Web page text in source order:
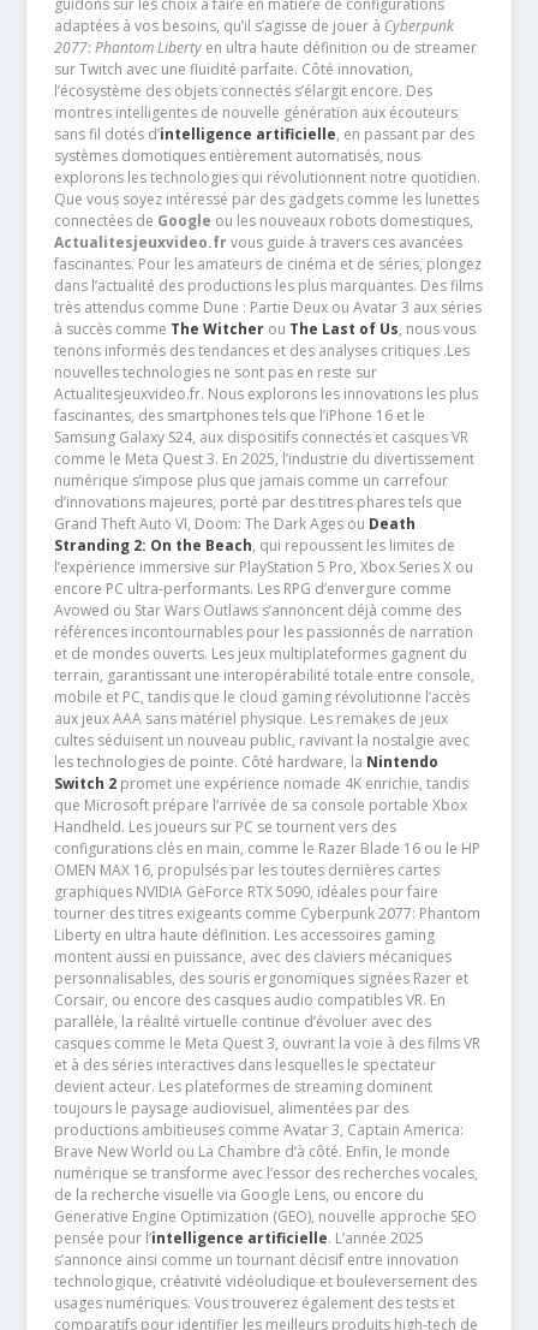
guidons sur les choix à faire en matière de configurations
adaptées à vos besoins, qu’il s’agisse de jouer à Cyberpunk
2077: Phantom Libertyen ultra haute définition ou de streamer
sur Twitch avec une fluidité parfaite. Côté innovation,
l’écosystème des objets connectés s’élargit encore. Des
montres intelligentes de nouvelle génération aux écouteurs
sans fil dotés d’intelligence artificielle, en passant par des
systèmes domotiques entièrement automatisés, nous
explorons les technologies qui révolutionnent notre quotidien.
Que vous soyez intéressé par des gadgets comme les lunettes
connectées de Google ou les nouveaux robots domestiques,
Actualitesjeuxvideo.frvous guide à travers ces avancées
fascinantes. Pour les amateurs de cinéma et de séries, plongez
dans l’actualité des productions les plus marquantes. Des films
très attendus comme Dune : Partie Deux ou Avatar 3 aux séries
à succès comme The Witcherou The Last of Us, nous vous
tenons informés des tendances et des analyses critiques .Les
nouvelles technologies ne sont pas en reste sur
Actualitesjeuxvideo.fr. Nous explorons les innovations les plus
fascinantes, des smartphones tels que l’iPhone 16 et le
Samsung Galaxy S24, aux dispositifs connectés et casques VR
comme le Meta Quest 3. En 2025, l’industrie du divertissement
numérique s’impose plus que jamais comme un carrefour
d’innovations majeures, porté par des titres phares tels que
Grand Theft Auto VI, Doom: The Dark Ages ou Death
Stranding 2: On the Beach, qui repoussent les limites de
l’expérience immersive sur PlayStation 5 Pro, Xbox Series X ou
encore PC ultra-performants. Les RPG d’envergure comme
Avowed ou Star Wars Outlaws s’annoncent déjà comme des
références incontournables pour les passionnés de narration
et de mondes ouverts. Les jeux multiplateformes gagnent du
terrain, garantissant une interopérabilité totale entre console,
mobile et PC, tandis que le cloud gaming révolutionne l’accès
aux jeux AAA sans matériel physique. Les remakes de jeux
cultes séduisent un nouveau public, ravivant la nostalgie avec
les technologies de pointe. Côté hardware, la Nintendo
Switch 2promet une expérience nomade 4K enrichie, tandis
que Microsoft prépare l’arrivée de sa console portable Xbox
Handheld. Les joueurs sur PC se tournent vers des
configurations clés en main, comme le Razer Blade 16 ou le HP
OMEN MAX 16, propulsés par les toutes dernières cartes
graphiques NVIDIA GeForce RTX 5090, idéales pour faire
tourner des titres exigeants comme Cyberpunk 2077: Phantom
Liberty en ultra haute définition. Les accessoires gaming
montent aussi en puissance, avec des claviers mécaniques
personnalisables, des souris ergonomiques signées Razer et
Corsair, ou encore des casques audio compatibles VR. En
parallèle, la réalité virtuelle continue d’évoluer avec des
casques comme le Meta Quest 3, ouvrant la voie à des films VR
et à des séries interactives dans lesquelles le spectateur
devient acteur. Les plateformes de streaming dominent
toujours le paysage audiovisuel, alimentées par des
productions ambitieuses comme Avatar 3, Captain America:
Brave New World ou La Chambre d’à côté. Enfin, le monde
numérique se transforme avec l’essor des recherches vocales,
de la recherche visuelle via Google Lens, ou encore du
Generative Engine Optimization (GEO), nouvelle approche SEO
pensée pour l’intelligence artificielle. L’année 2025
s’annonce ainsi comme un tournant décisif entre innovation
technologique, créativité vidéoludique et bouleversement des
usages numériques. Vous trouverez également des tests et
comparatifs pour identifier les meilleurs produits high-tech de